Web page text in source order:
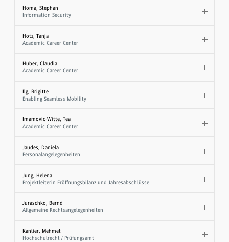
Homa, Stephan
Information Security
Hotz, Tanja
Academic Career Center
Huber, Claudia
Academic Career Center
Ilg, Brigitte
Enabling Seamless Mobility
Imamovic-Witte, Tea
Academic Career Center
Jaudes, Daniela
Personalangelegenheiten
Jung, Helena
Projektleiterin Eröffnungsbilanz und Jahresabschlüsse
Juraschko, Bernd
Allgemeine Rechtsangelegenheiten
Kanlier, Mehmet
Hochschulrecht / Prüfungsamt